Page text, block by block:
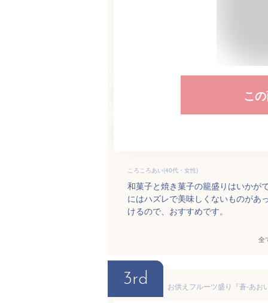
こ
ころころあい(40代・女性)
和菓子と焼き菓子の籠盛りはいかが
にはハズレで美味しくないものがあ
けるので、おすすめです。
全
3rd